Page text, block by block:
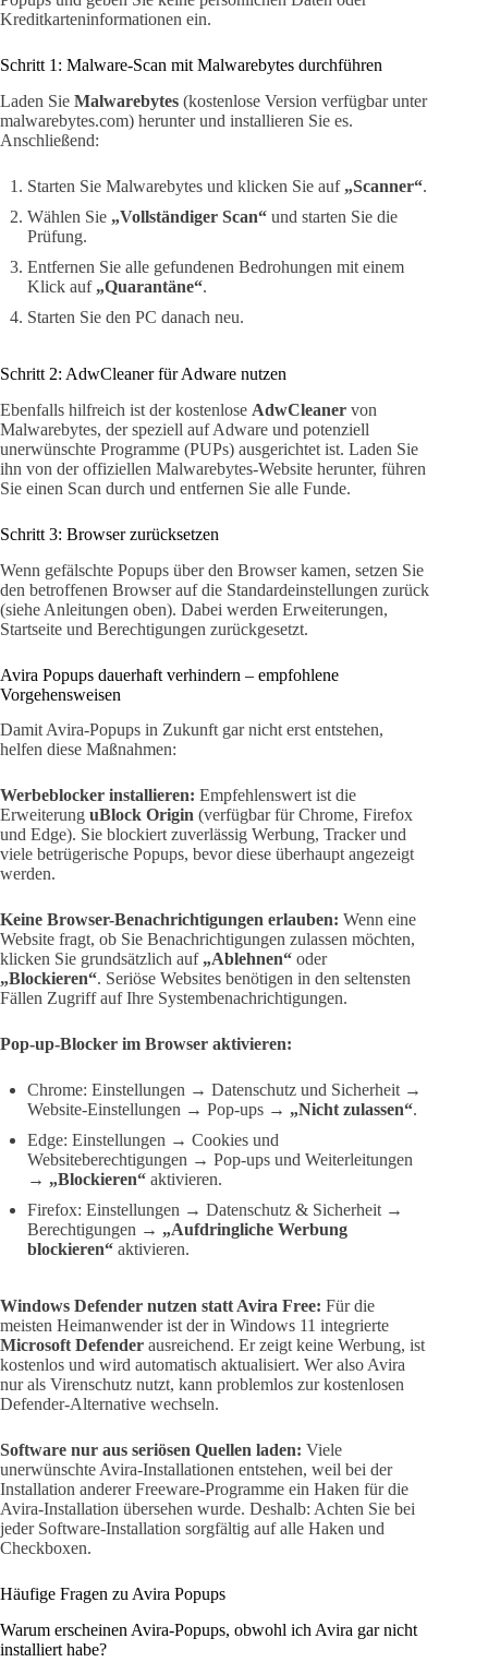
Kreditkarteninformationen ein.
Schritt 1: Malware-Scan mit Malwarebytes durchführen
Laden Sie Malwarebytes (kostenlose Version verfügbar unter
malwarebytes.com) herunter und installieren Sie es.
Anschließend:
Starten Sie Malwarebytes und klicken Sie auf „Scanner“.
Wählen Sie „Vollständiger Scan“ und starten Sie die
Prüfung.
Entfernen Sie alle gefundenen Bedrohungen mit einem
Klick auf „Quarantäne“.
Starten Sie den PC danach neu.
Schritt 2: AdwCleaner für Adware nutzen
Ebenfalls hilfreich ist der kostenlose AdwCleaner von
Malwarebytes, der speziell auf Adware und potenziell
unerwünschte Programme (PUPs) ausgerichtet ist. Laden Sie
ihn von der offiziellen Malwarebytes-Website herunter, führen
Sie einen Scan durch und entfernen Sie alle Funde.
Schritt 3: Browser zurücksetzen
Wenn gefälschte Popups über den Browser kamen, setzen Sie
den betroffenen Browser auf die Standardeinstellungen zurück
(siehe Anleitungen oben). Dabei werden Erweiterungen,
Startseite und Berechtigungen zurückgesetzt.
Avira Popups dauerhaft verhindern – empfohlene
Vorgehensweisen
Damit Avira-Popups in Zukunft gar nicht erst entstehen,
helfen diese Maßnahmen:
Werbeblocker installieren: Empfehlenswert ist die
Erweiterung uBlock Origin (verfügbar für Chrome, Firefox
und Edge). Sie blockiert zuverlässig Werbung, Tracker und
viele betrügerische Popups, bevor diese überhaupt angezeigt
werden.
Keine Browser-Benachrichtigungen erlauben: Wenn eine
Website fragt, ob Sie Benachrichtigungen zulassen möchten,
klicken Sie grundsätzlich auf „Ablehnen“ oder
„Blockieren“. Seriöse Websites benötigen in den seltensten
Fällen Zugriff auf Ihre Systembenachrichtigungen.
Pop-up-Blocker im Browser aktivieren:
Chrome: Einstellungen → Datenschutz und Sicherheit →
Website-Einstellungen → Pop-ups → „Nicht zulassen“.
Edge: Einstellungen → Cookies und
Websiteberechtigungen → Pop-ups und Weiterleitungen
→ „Blockieren“ aktivieren.
Firefox: Einstellungen → Datenschutz & Sicherheit →
Berechtigungen → „Aufdringliche Werbung
blockieren“ aktivieren.
Windows Defender nutzen statt Avira Free: Für die
meisten Heimanwender ist der in Windows 11 integrierte
Microsoft Defender ausreichend. Er zeigt keine Werbung, ist
kostenlos und wird automatisch aktualisiert. Wer also Avira
nur als Virenschutz nutzt, kann problemlos zur kostenlosen
Defender-Alternative wechseln.
Software nur aus seriösen Quellen laden: Viele
unerwünschte Avira-Installationen entstehen, weil bei der
Installation anderer Freeware-Programme ein Haken für die
Avira-Installation übersehen wurde. Deshalb: Achten Sie bei
jeder Software-Installation sorgfältig auf alle Haken und
Checkboxen.
Häufige Fragen zu Avira Popups
Warum erscheinen Avira-Popups, obwohl ich Avira gar nicht
installiert habe?